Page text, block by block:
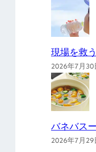
現場を救
2026年7月30
バネバスー
2026年7月29